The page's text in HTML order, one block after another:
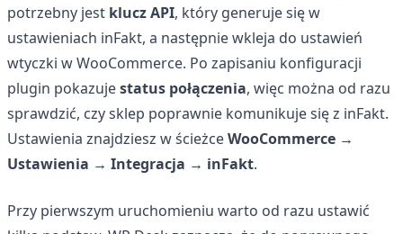
potrzebny jest klucz API, który generuje się w
ustawieniach inFakt, a następnie wkleja do ustawień
wtyczki w WooCommerce. Po zapisaniu konfiguracji
plugin pokazujestatus połączenia, więc można od razu
sprawdzić, czy sklep poprawnie komunikuje się z inFakt.
Ustawienia znajdziesz w ścieżceWooCommerce →
Ustawienia → Integracja → inFakt.
Przy pierwszym uruchomieniu warto od razu ustawić